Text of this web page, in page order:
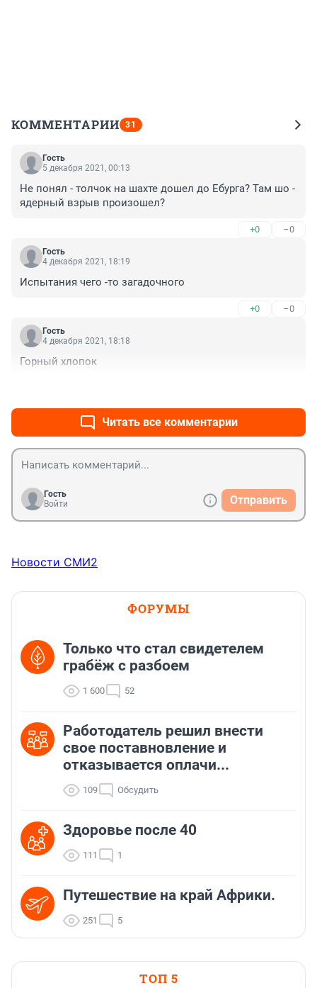
КОММЕНТАРИИ 31
Гость
5 декабря 2021, 00:13
Не понял - толчок на шахте дошел до Ебурга? Там шо -
ядерный взрыв произошел?
+0 –0
Гость
4 декабря 2021, 18:19
Испытания чего -то загадочного
+0 –0
Гость
4 декабря 2021, 18:18
Горный хлопок
Читать все комментарии
Гость
Войти
Отправить
Новости СМИ2
ФОРУМЫ
Только что стал свидетелем
грабёж с разбоем
1 600 52
Работодатель решил внести
свое поставновление и
отказывается оплачи...
109 Обсудить
Здоровье после 40
111 1
Путешествие на край Африки.
251 5
ТОП 5